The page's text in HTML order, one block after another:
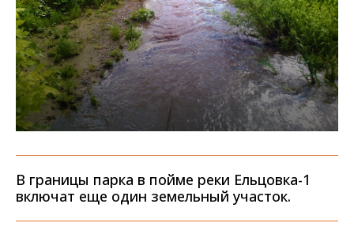
В границы парка в пойме реки Ельцовка-1
включат еще один земельный участок.